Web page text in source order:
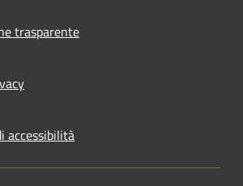
trasparente
accessibilità